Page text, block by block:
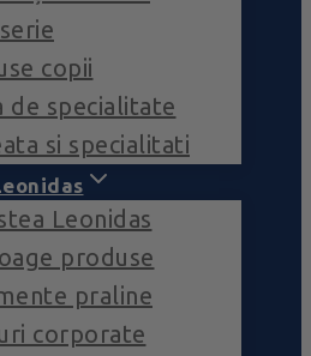
copii
de specialitate
si specialitati
Leonidas
produse
praline
corporate